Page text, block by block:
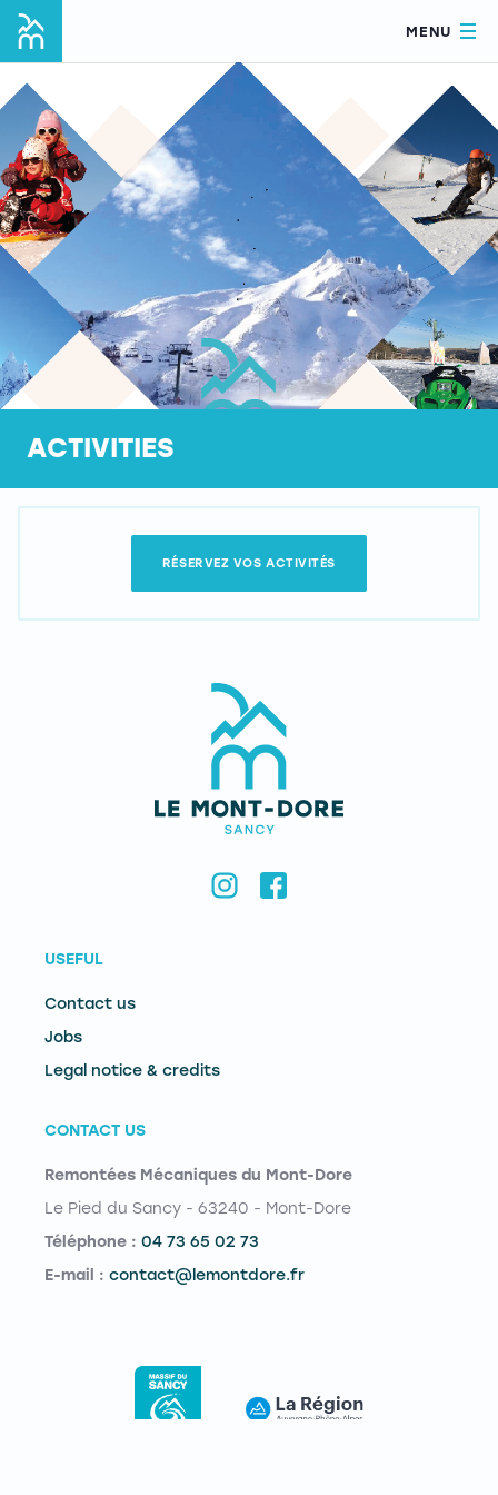
MENU
ACTIVITIES
RÉSERVEZ VOS ACTIVITÉS
USEFUL
Contact us
Jobs
Legal notice & credits
CONTACT US
Remontées Mécaniques du Mont-Dore
Le Pied du Sancy - 63240 - Mont-Dore
Téléphone : 04 73 65 02 73
E-mail : contact@lemontdore.fr